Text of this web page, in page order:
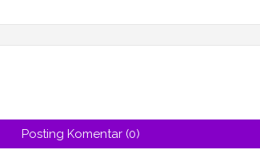
Posting Komentar (0)